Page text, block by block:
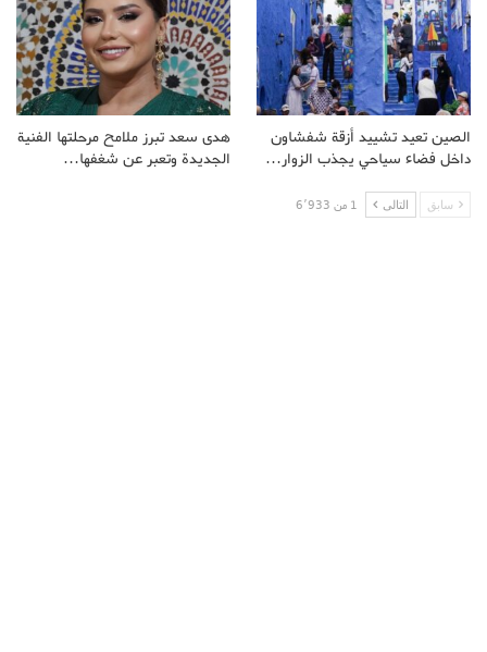
الصين تعيد تشييد أزقة شفشاون
داخل فضاء سياحي يجذب الزوار…
هدى سعد تبرز ملامح مرحلتها الفنية
الجديدة وتعبر عن شغفها…
سابق التالى 1 من 6٬933